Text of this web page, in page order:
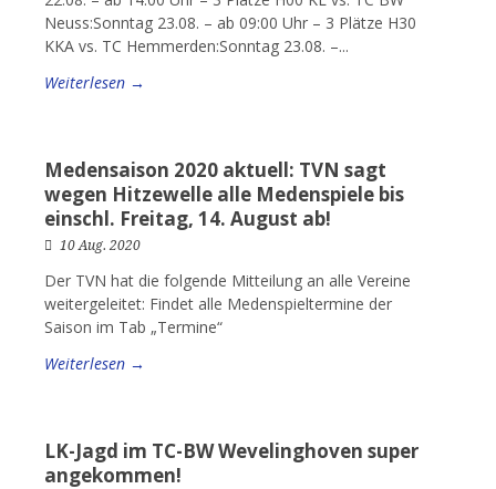
Neuss:Sonntag 23.08. – ab 09:00 Uhr – 3 Plätze H30
KKA vs. TC Hemmerden:Sonntag 23.08. –...
Weiterlesen →
Medensaison 2020 aktuell: TVN sagt
wegen Hitzewelle alle Medenspiele bis
einschl. Freitag, 14. August ab!
10 Aug. 2020
Der TVN hat die folgende Mitteilung an alle Vereine
weitergeleitet: Findet alle Medenspieltermine der
Saison im Tab „Termine“
Weiterlesen →
LK-Jagd im TC-BW Wevelinghoven super
angekommen!